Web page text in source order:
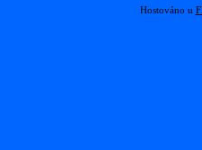
Hostováno u